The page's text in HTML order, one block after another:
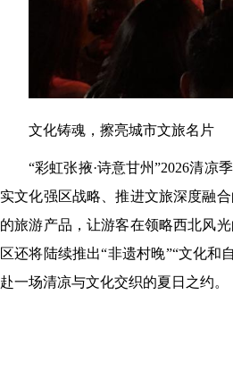
文化铸魂，擦亮城市文旅名片
“彩虹张掖·诗意甘州”2026清
实文化强区战略、推进文旅深度融
的旅游产品，让游客在领略西北风
区还将陆续推出“非遗村晚”“文化和
赴一场清凉与文化交织的夏日之约。